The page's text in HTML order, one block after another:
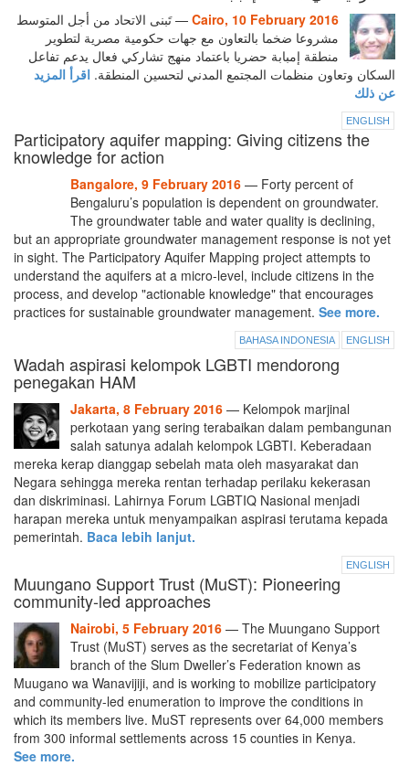
Cairo, 10 February 2016 — تَبنى الاتحاد من أجل المتوسط
مشروعا ضخما بالتعاون مع جهات حكومية مصرية لتطوير
منطقة إمبابة حضريا باعتماد منهج تشاركي فعال يدعم تفاعل
السكان وتعاون منظمات المجتمع المدني لتحسين المنطقة. اقرأ المزيد
عن ذلك
ENGLISH
Participatory aquifer mapping: Giving citizens the
knowledge for action
Bangalore, 9 February 2016 — Forty percent of
Bengaluru’s population is dependent on groundwater.
The groundwater table and water quality is declining,
but an appropriate groundwater management response is not yet
in sight. The Participatory Aquifer Mapping project attempts to
understand the aquifers at a micro-level, include citizens in the
process, and develop "actionable knowledge" that encourages
practices for sustainable groundwater management. See more.
BAHASA INDONESIA ENGLISH
Wadah aspirasi kelompok LGBTI mendorong
penegakan HAM
Jakarta, 8 February 2016 — Kelompok marjinal
perkotaan yang sering terabaikan dalam pembangunan
salah satunya adalah kelompok LGBTI. Keberadaan
mereka kerap dianggap sebelah mata oleh masyarakat dan
Negara sehingga mereka rentan terhadap perilaku kekerasan
dan diskriminasi. Lahirnya Forum LGBTIQ Nasional menjadi
harapan mereka untuk menyampaikan aspirasi terutama kepada
pemerintah. Baca lebih lanjut.
ENGLISH
Muungano Support Trust (MuST): Pioneering
community-led approaches
Nairobi, 5 February 2016 — The Muungano Support
Trust (MuST) serves as the secretariat of Kenya’s
branch of the Slum Dweller’s Federation known as
Muugano wa Wanavijiji, and is working to mobilize participatory
and community-led enumeration to improve the conditions in
which its members live. MuST represents over 64,000 members
from 300 informal settlements across 15 counties in Kenya.
See more.